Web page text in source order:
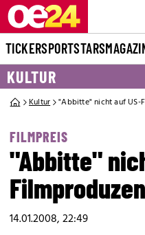
TICKERSPORTSTARS
KULTUR
Kultur "Abbitte" nicht auf US-
FILMPREIS
"Abbitte"
14.01.2008, 22:49